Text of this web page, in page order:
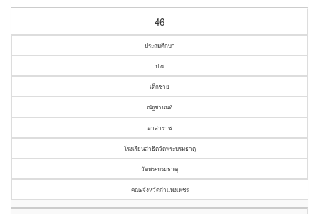
46
ประถมศึกษา
ป.๕
เด็กชาย
ณัฐชานนท์
อาสาราช
โรงเรียนสาธิตวัดพระบรมธาตุ
วัดพระบรมธาตุ
คณะจังหวัดกำแพงเพชร